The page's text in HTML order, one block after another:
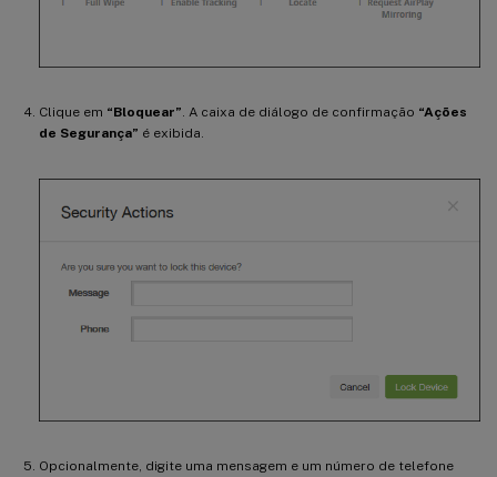
Clique em “Bloquear”. A caixa de diálogo de confirmação “Ações
de Segurança” é exibida.
Opcionalmente, digite uma mensagem e um número de telefone